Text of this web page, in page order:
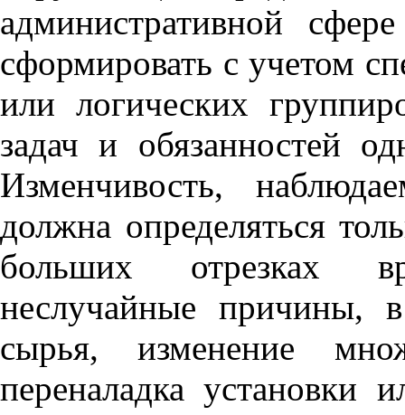
административной
сформировать с учетом
или логических
задач и обязанностей
Изменчивость,
должна определяться
больших отрезках
неслучайные причины,
сырья, изменение
переналадка установки